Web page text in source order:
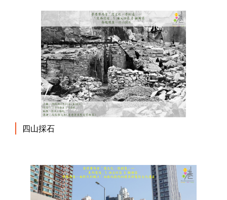
四山採石